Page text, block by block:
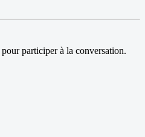
pour participer à la conversation.